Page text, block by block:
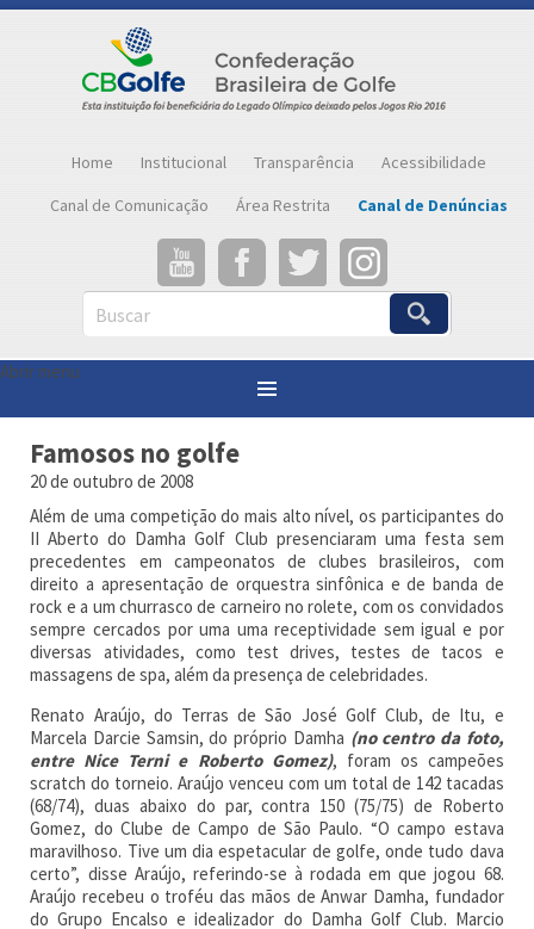
Home Institucional Transparência
Acessibilidade
Canal de Comunicação
Área Restrita Canal de Denúncias
Buscar
Abrir menu
Você está aqui: Notícias
Famosos no golfe
20 de outubro de 2008
Além de uma competição do mais alto nível, os participantes do
II Aberto do Damha Golf Club presenciaram uma festa sem
precedentes em campeonatos de clubes brasileiros, com
direito a apresentação de orquestra sinfônica e de banda de
rock e a um churrasco de carneiro no rolete, com os convidados
sempre cercados por uma uma receptividade sem igual e por
diversas atividades, como test drives, testes de tacos e
massagens de spa, além da presença de celebridades.
Renato Araújo, do Terras de São José Golf Club, de Itu, e
Marcela Darcie Samsin, do próprio Damha (no centro da foto,
entre Nice Terni e Roberto Gomez), foram os campeões
scratch do torneio. Araújo venceu com um total de 142 tacadas
(68/74), duas abaixo do par, contra 150 (75/75) de Roberto
Gomez, do Clube de Campo de São Paulo. “O campo estava
maravilhoso. Tive um dia espetacular de golfe, onde tudo dava
certo”, disse Araújo, referindo-se à rodada em que jogou 68.
Araújo recebeu o troféu das mãos de Anwar Damha, fundador
do Grupo Encalso e idealizador do Damha Golf Club. Marcio